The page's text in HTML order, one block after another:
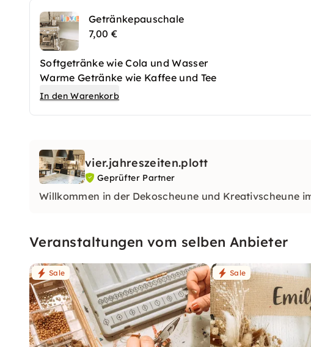
Getränkepauschale
7,00 €
Softgetränke wie Cola und Wasser
Warme Getränke wie Kaffee und Tee
In den Warenkorb
vier.jahreszeiten.plott
Geprüfter Partner
Willkommen in der Dekoscheune und Kreativscheune
Veranstaltungen vom selben Anbieter
Sale Sale